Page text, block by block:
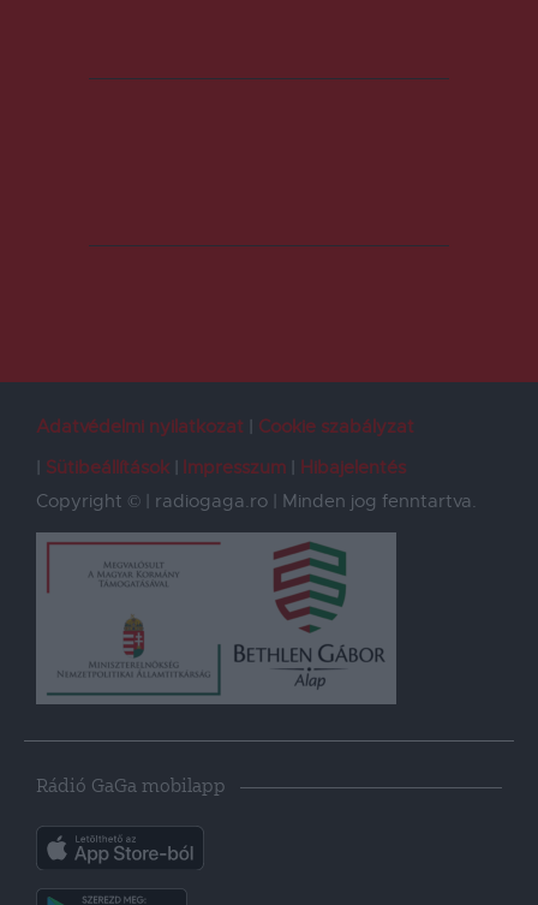
Adatvédelmi nyilatkozat
Cookie szabályzat
Sütibeállítások
Impresszum
Hibajelentés
Copyright © | radiogaga.ro | Minden jog fenntartva.
Rádió GaGa mobilapp